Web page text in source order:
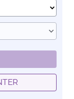
expand_more